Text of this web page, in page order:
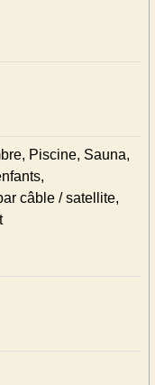
Piscine, Sauna,
câble / satellite,